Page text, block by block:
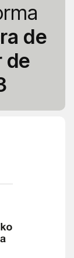
de
de